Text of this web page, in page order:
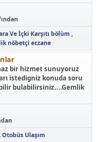
Ve İçki Karşıtı bölüm
nöbetçi eczane
bir hizmet sunuyoruz
istedigniz konuda soru
bulabilirsiniz....Gemlik
Ulaşım